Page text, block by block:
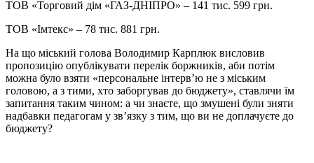
ТОВ «Торговий дім «ГАЗ-ДНІПРО» – 141 тис. 599 грн.
ТОВ «Імтекс» – 78 тис. 881 грн.
На що міський голова Володимир Карплюк висловив
пропозицію опублікувати перелік боржників, аби потім
можна було взяти «персональне інтерв’ю не з міським
головою, а з тими, хто заборгував до бюджету», ставлячи їм
запитання таким чином: а чи знаєте, що змушені були зняти
надбавки педагогам у зв’язку з тим, що ви не доплачуєте до
бюджету?